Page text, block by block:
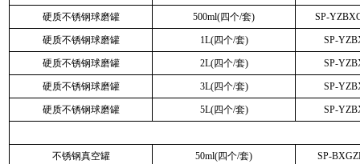
硬质不锈钢球磨罐 500ml(四个/套) SP-
硬质不锈钢球磨罐 1L(四个/套) SP-
硬质不锈钢球磨罐 2L(四个/套) SP-
硬质不锈钢球磨罐 3L(四个/套) SP-
硬质不锈钢球磨罐 5L(四个/套) SP-
不锈钢真空罐 50ml(四个/套) SP-